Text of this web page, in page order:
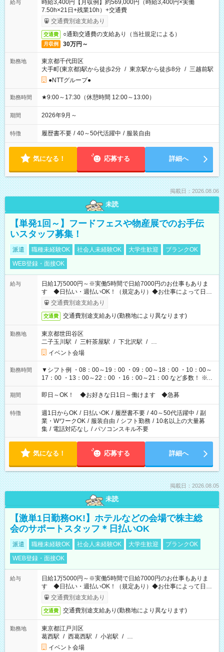
給与
時給3,400円【月収例】約569,000円（時給3,400円×実働
7.50h×21日+残業10h）+交通費
交通費別途支給あり
交通費 ○通勤交通費の支給あり（当社規定による）
月収例 30万円～
勤務地
東京都千代田区
大手町(東京都)駅から徒歩2分 / 東京駅から徒歩8分 / 三越前駅
●NTTグループ●
勤務時間 ★9:00～17:30（休憩時間 12:00～13:00）
期間 2026年9月～
特徴 履歴書不要 / 40～50代活躍中 / 服装自由
気になる！ 応募する 詳細へ
掲載日：2026.08.06
未読
【単発1回～】フードフェスや物産展でのお手伝
いスタッフ募集！
派遣 職種未経験OK 社会人未経験OK 大学生歓迎
ブランクOK
WEB登録・面接OK
給与
日給1万5000円～※実働5時間で日給7000円のお仕事もありま
す ◆日払い・週払いOK！（規定あり）◆お仕事によって日給
も異なります
交通費別途支給あり
交通費 交通費別途支給あり(勤務地により異なります)
勤務地
東京都世田谷区
二子玉川駅 / 三軒茶屋駅 / 下北沢駅 / …
イベント会場
勤務時間
▼シフト例 ・08：00～19：00 ・09：00～18：00 ・10：00～
17：00 ・13：00～22：00 ・16：00～21：00 など多数！ ※お
仕事により勤務時間が異なります
期間 即日～OK！ ◆お好きな日1日～働けます ◆急募
特徴 週1日からOK / 日払いOK / 履歴書不要 / 40～50代活躍中 / 副
業・WワークOK / 服装自由 / シフト勤務 / 10名以上の大量募
集 / 電話対応なし / パソコンスキル不要
気になる！ 応募する 詳細へ
掲載日：2026.08.05
未読
【激単1日勤務OK!】ホテルなどの会場で株主総
会のサポートスタッフ＊日払いOK
派遣 職種未経験OK 社会人未経験OK 大学生歓迎
ブランクOK
WEB登録・面接OK
給与
日給1万5000円～※実働5時間で日給7000円のお仕事もありま
す ◆日払い・週払いOK！（規定あり）◆お仕事によって日給
も異なります
交通費別途支給あり
交通費 交通費別途支給あり(勤務地により異なります)
勤務地
東京都江戸川区
葛西駅 / 西葛西駅 / 小岩駅 / …
イベント会場